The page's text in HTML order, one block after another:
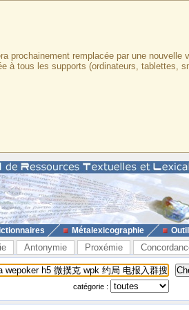
prochainement remplacée par une nouvelle
à tous les supports (ordinateurs, tablettes,
Métalexicographie
Antonymie Proxémie
catégorie :